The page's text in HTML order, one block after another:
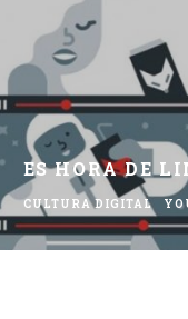
ES HORA DE
CULTURA DIGITAL